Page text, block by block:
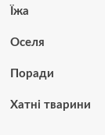
Їжа
Оселя
Поради
Хатні тварини